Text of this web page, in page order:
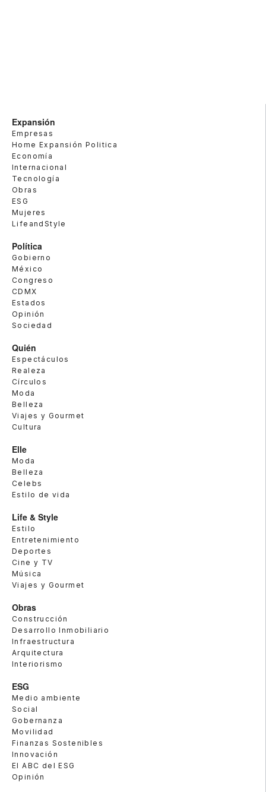
Expansión
Empresas
Home Expansión Politica
Economía
Internacional
Tecnología
Obras
ESG
Mujeres
LifeandStyle
Política
Gobierno
México
Congreso
CDMX
Estados
Opinión
Sociedad
Quién
Espectáculos
Realeza
Círculos
Moda
Belleza
Viajes y Gourmet
Cultura
Elle
Moda
Belleza
Celebs
Estilo de vida
Life & Style
Estilo
Entretenimiento
Deportes
Cine y TV
Música
Viajes y Gourmet
Obras
Construcción
Desarrollo Inmobiliario
Infraestructura
Arquitectura
Interiorismo
ESG
Medio ambiente
Social
Gobernanza
Movilidad
Finanzas Sostenibles
Innovación
El ABC del ESG
Opinión